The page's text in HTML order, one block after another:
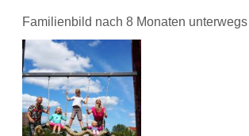
Familienbild nach 8 Monaten unterwegs